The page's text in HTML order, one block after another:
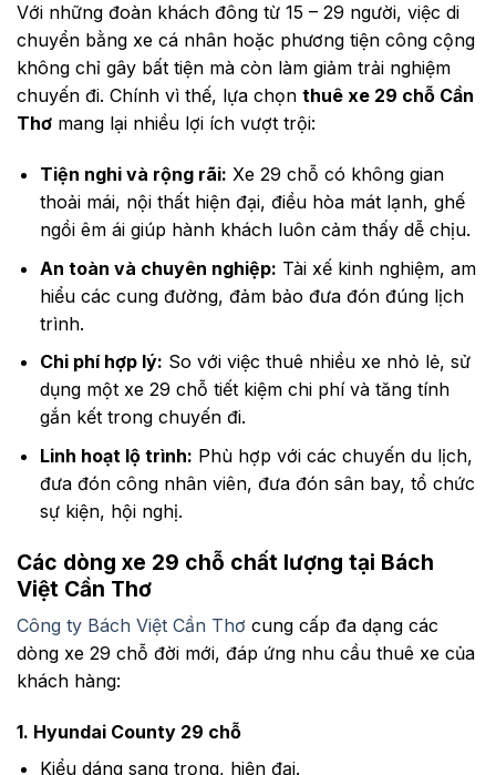
Với những đoàn khách đông từ 15 – 29 người, việc di
chuyển bằng xe cá nhân hoặc phương tiện công cộng
không chỉ gây bất tiện mà còn làm giảm trải nghiệm
chuyến đi. Chính vì thế, lựa chọn thuê xe 29 chỗ Cần
Thơ mang lại nhiều lợi ích vượt trội:
Tiện nghi và rộng rãi: Xe 29 chỗ có không gian
thoải mái, nội thất hiện đại, điều hòa mát lạnh, ghế
ngồi êm ái giúp hành khách luôn cảm thấy dễ chịu.
An toàn và chuyên nghiệp: Tài xế kinh nghiệm, am
hiểu các cung đường, đảm bảo đưa đón đúng lịch
trình.
Chi phí hợp lý: So với việc thuê nhiều xe nhỏ lẻ, sử
dụng một xe 29 chỗ tiết kiệm chi phí và tăng tính
gắn kết trong chuyến đi.
Linh hoạt lộ trình: Phù hợp với các chuyến du lịch,
đưa đón công nhân viên, đưa đón sân bay, tổ chức
sự kiện, hội nghị.
Các dòng xe 29 chỗ chất lượng tại Bách
Việt Cần Thơ
Công ty Bách Việt Cần Thơ cung cấp đa dạng các
dòng xe 29 chỗ đời mới, đáp ứng nhu cầu thuê xe của
khách hàng:
1. Hyundai County 29 chỗ
Kiểu dáng sang trọng, hiện đại.